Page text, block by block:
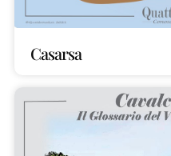
Casarsa